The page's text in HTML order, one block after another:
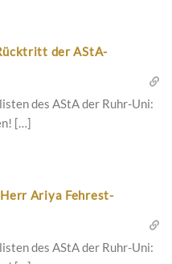
der AStA-
des AStA der Ruhr-Uni:
[…]
Ariya Fehrest-
des AStA der Ruhr-Uni: